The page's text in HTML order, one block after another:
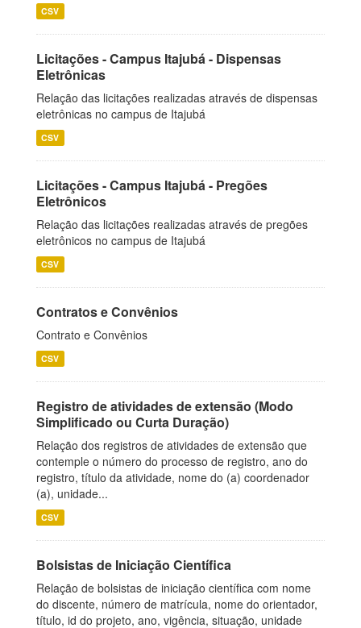
CSV
Licitações - Campus Itajubá - Dispensas
Eletrônicas
Relação das licitações realizadas através de dispensas
eletrônicas no campus de Itajubá
CSV
Licitações - Campus Itajubá - Pregões
Eletrônicos
Relação das licitações realizadas através de pregões
eletrônicos no campus de Itajubá
CSV
Contratos e Convênios
Contrato e Convênios
CSV
Registro de atividades de extensão (Modo
Simplificado ou Curta Duração)
Relação dos registros de atividades de extensão que
contemple o número do processo de registro, ano do
registro, título da atividade, nome do (a) coordenador
(a), unidade...
CSV
Bolsistas de Iniciação Científica
Relação de bolsistas de iniciação científica com nome
do discente, número de matrícula, nome do orientador,
título, id do projeto, ano, vigência, situação, unidade